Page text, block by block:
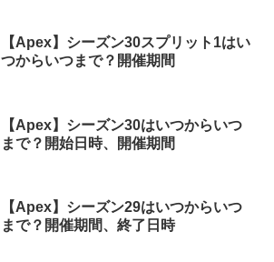
【Apex】シーズン30スプリット1はい
つからいつまで？開催期間
【Apex】シーズン30はいつからいつ
まで？開始日時、開催期間
【Apex】シーズン29はいつからいつ
まで？開催期間、終了日時